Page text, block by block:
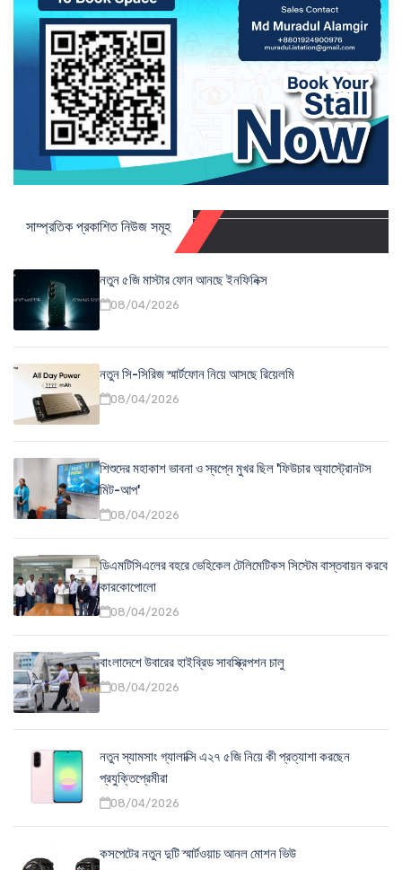
সাম্প্রতিক প্রকাশিত নিউজ সমূহ
নতুন ৫জি মাস্টার ফোন আনছে ইনফিনিক্স
08/04/2026
নতুন সি-সিরিজ স্মার্টফোন নিয়ে আসছে রিয়েলমি
08/04/2026
শিশুদের মহাকাশ ভাবনা ও স্বপ্নে মুখর ছিল 'ফিউচার অ্যাস্ট্রোনটস
মিট-আপ'
08/04/2026
ডিএমটিসিএলের বহরে ভেহিকেল টেলিমেটিকস সিস্টেম বাস্তবায়ন করবে
কারকোপোলো
08/04/2026
বাংলাদেশে উবারের হাইব্রিড সাবস্ক্রিপশন চালু
08/04/2026
নতুন স্যামসাং গ্যালাক্সি এ২৭ ৫জি নিয়ে কী প্রত্যাশা করছেন
প্রযুক্তিপ্রেমীরা
08/04/2026
কসপেটের নতুন দুটি স্মার্টওয়াচ আনল মোশন ভিউ